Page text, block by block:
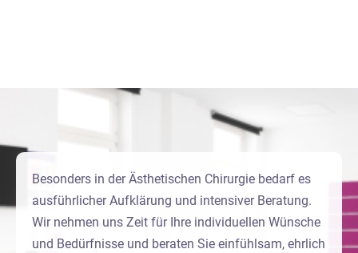
Besonders in der Ästhetischen Chirurgie bedarf es
ausführlicher Aufklärung und intensiver Beratung.
Wir nehmen uns Zeit für Ihre individuellen Wünsche
und Bedürfnisse und beraten Sie einfühlsam, ehrlich